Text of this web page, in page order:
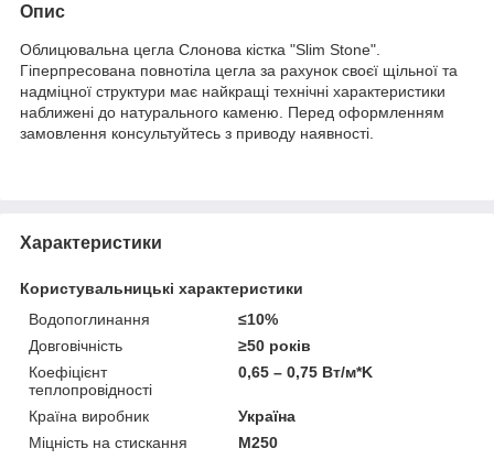
Опис
Облицювальна цегла Слонова кістка "Slim Stone".
Гіперпресована повнотіла цегла за рахунок своєї щільної та
надміцної структури має найкращі технічні характеристики
наближені до натурального каменю. Перед оформленням
замовлення консультуйтесь з приводу наявності.
Характеристики
Користувальницькі характеристики
Водопоглинання
≤10%
Довговічність
≥50 років
Коефіцієнт
теплопровідності
0,65 – 0,75 Вт/м*K
Країна виробник
Україна
Міцність на стискання
М250